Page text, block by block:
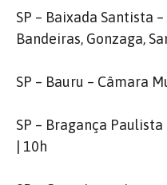
SP – Baixada Santista
Bandeiras, Gonzaga,
SP – Bauru – Câmara
SP – Bragança
| 10h